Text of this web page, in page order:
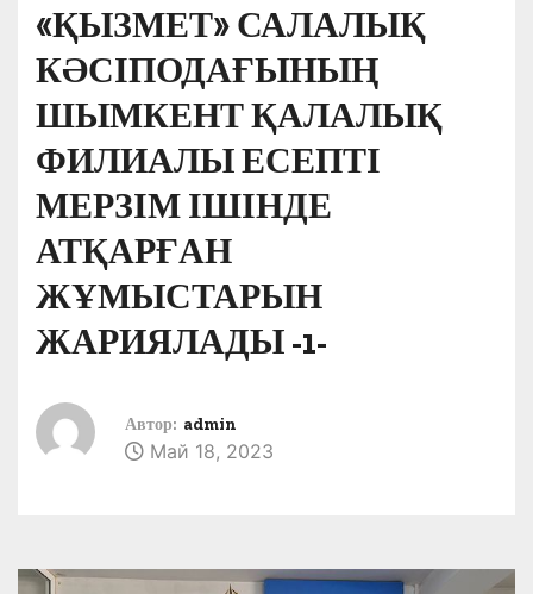
«ҚЫЗМЕТ» САЛАЛЫҚ
КӘСІПОДАҒЫНЫҢ
ШЫМКЕНТ ҚАЛАЛЫҚ
ФИЛИАЛЫ ЕСЕПТІ
МЕРЗІМ ІШІНДЕ
АТҚАРҒАН
ЖҰМЫСТАРЫН
ЖАРИЯЛАДЫ -1-
Автор: admin
Май 18, 2023